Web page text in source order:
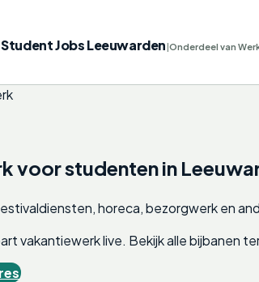
Student Jobs Leeuwarden|Onderdeel van
voor studenten in
horeca, bezorgwerk en
vakantiewerk live. Bekijk alle bijbanen